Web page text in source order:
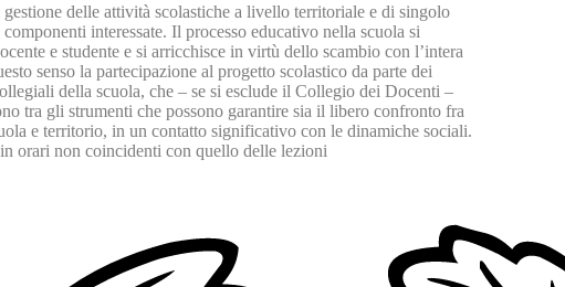
delle attività scolastiche a livello territoriale e di singolo
interessate. Il processo educativo nella scuola si
e studente e si arricchisce in virtù dello scambio con l’intera
senso la partecipazione al progetto scolastico da parte dei
della scuola, che – se si esclude il Collegio dei Docenti –
tra gli strumenti che possono garantire sia il libero confronto fra
e territorio, in un contatto significativo con le dinamiche sociali.
orari non coincidenti con quello delle lezioni